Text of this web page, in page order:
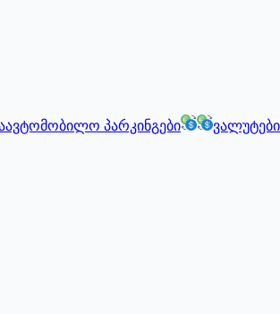
პარკინგები ვალუტები